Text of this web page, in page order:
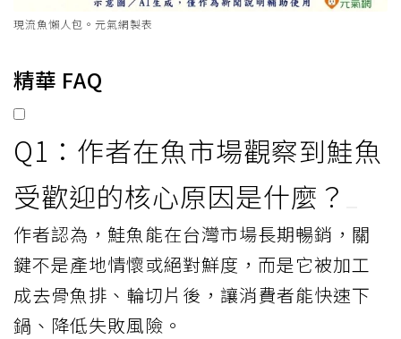
現流魚懶人包。元氣網製表
精華 FAQ
Q1：作者在魚市場觀察到鮭魚
受歡迎的核心原因是什麼？
作者認為，鮭魚能在台灣市場長期暢銷，關
鍵不是產地情懷或絕對鮮度，而是它被加工
成去骨魚排、輪切片後，讓消費者能快速下
鍋、降低失敗風險。